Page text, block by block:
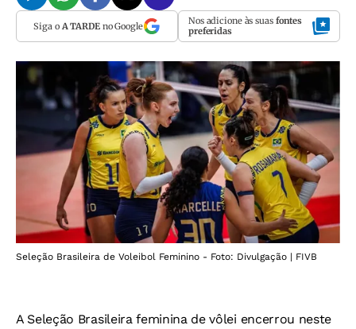
Siga o A TARDEno Google Nos adicione às suas fontes
preferidas
Seleção Brasileira de Voleibol Feminino - Foto: Divulgação | FIVB
A Seleção Brasileira feminina de vôlei encerrou neste